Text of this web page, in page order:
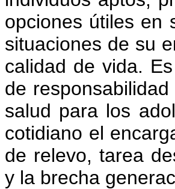
opciones útiles en
situaciones de su
calidad de vida.
de
salud para los
cotidiano el
de relevo, tarea
y la brecha